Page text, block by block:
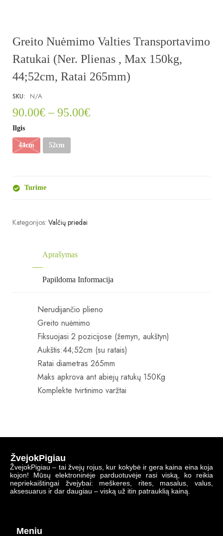
Greito Nuėmimo Valties Transportavimo
Ratukai (ner. Plienas , Max 150kg,
44;52cm, Ratai 265mm)
SKU: N/A
90.00€–95.00€
Ilgis
44cm 52cm
Turime
Kategorijos: Valčių priedai
Aprašymas
Papildoma Informacija
Nerudijančio plieno
Greito nuėmimo
Fiksuojasi 2 pozicijose (žemyn, aukštyn)
Aukštis:44;52cm (su ratais)
Ratai diametras 265mm
Maks apkrova ant abiejų ratukų 150Kg
Komplekte tvirtinimo varžtai
ŽvejokPigiau
ŽvejokPigiau – tai žvejų rojus, kur kokybė ir gera kaina eina koja
kojon! Mūsų elektroninėje parduotuvėje rasi viską, ko reikia
nepriekaištingai žvejybai: meškeres, rites, masalus, valus,
aksesuarus ir dar daugiau – viską už itin patrauklią kainą.
Meniu